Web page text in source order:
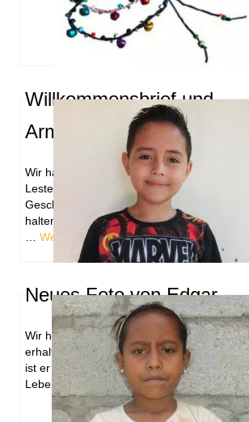
Willkommensbrief und
Armbänder für Monica
Wir haben unserem neuen Patenkind
Leste einen Willkommensbrief geschrieben
Geschenk schicken lassen. Zwei
halten Sie selbstverständlich auf dem
Weiterlesen
Neues Foto von Edgar
Wir haben ein neues Foto von unserem
erhalten. Wahnsinn, wie schnell die Zeit
ist er 10 Jahre alt. Wir freuen uns Edgar
Lebensweg zu … Weiterlesen